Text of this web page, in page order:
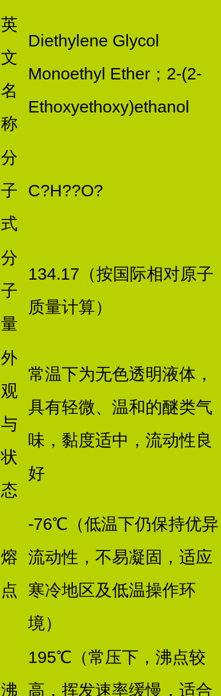
英
文
名
称
Diethylene Glycol
Monoethyl Ether；2-(2-
Ethoxyethoxy)ethanol
分
子
式
C?H??O?
分
子
量
134.17（按国际相对原子
质量计算）
外
观
与
状
态
常温下为无色透明液体，
具有轻微、温和的醚类气
味，黏度适中，流动性良
好
熔
点
-76℃（低温下仍保持优异
流动性，不易凝固，适应
寒冷地区及低温操作环
境）
沸
195℃（常压下，沸点较
高，挥发速率缓慢，适合